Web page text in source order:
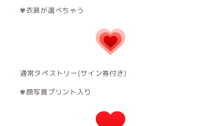
✾衣装が選べちゃう
通常タペストリー(サイン券付き)
✾顔写真プリント入り